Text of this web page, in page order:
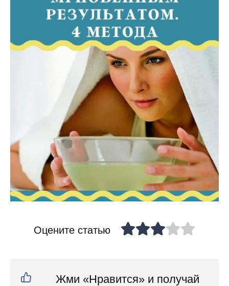
Оцените статью
Жми «Нравится» и получай